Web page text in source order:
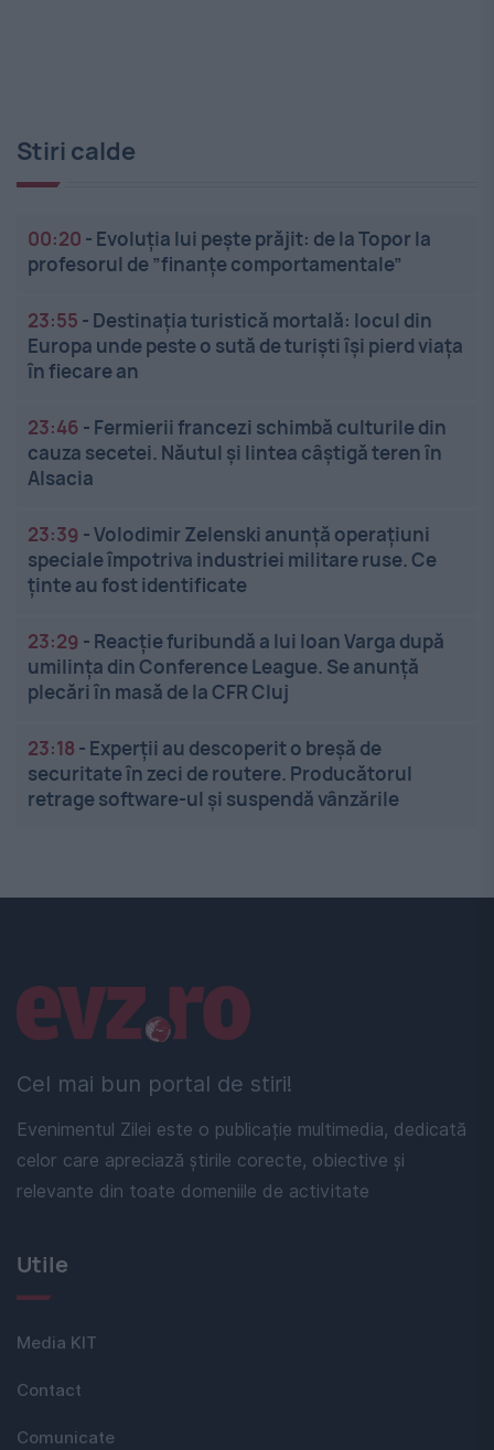
Stiri calde
00:20 - Evoluția lui pește prăjit: de la Topor la
profesorul de ”finanțe comportamentale”
23:55 - Destinația turistică mortală: locul din
Europa unde peste o sută de turiști își pierd viața
în fiecare an
23:46 - Fermierii francezi schimbă culturile din
cauza secetei. Năutul și lintea câștigă teren în
Alsacia
23:39 -Volodimir Zelenski anunță operațiuni
speciale împotriva industriei militare ruse. Ce
ținte au fost identificate
23:29 - Reacție furibundă a lui Ioan Varga după
umilința din Conference League. Se anunță
plecări în masă de la CFR Cluj
23:18 - Experții au descoperit o breșă de
securitate în zeci de routere. Producătorul
retrage software-ul și suspendă vânzările
Cel mai bun portal de stiri!
Evenimentul Zilei este o publicație multimedia, dedicată
celor care apreciază știrile corecte, obiective și
relevante din toate domeniile de activitate
Linkuri utile
Utile
Media KIT
Contact
Comunicate